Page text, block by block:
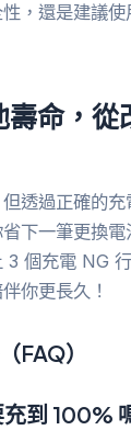
，還是建議
壽命，從
透過正確的
下一筆更換
3 個充電 NG
你更長久！
FAQ）
到 100%